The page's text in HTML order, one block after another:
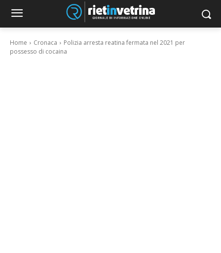
Home Cronaca
Polizia arresta reatina fermata nel 2021 per
possesso di cocaina